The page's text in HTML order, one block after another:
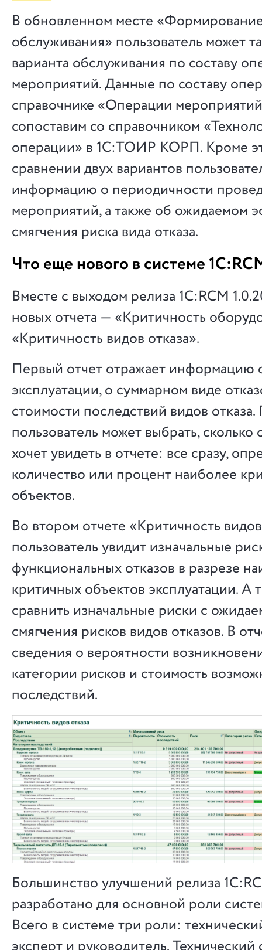
В обновленном месте
обслуживания» пользователь может
варианта обслуживания по составу
мероприятий. Данные по составу
справочнике «Операции
сопоставим со справочником
операции» в 1С:ТОИР КОРП. Кроме
сравнении двух вариантов
информацию о периодичности
мероприятий, а также об ожидаемом
смягчения риска вида отказа.
Что еще нового в системе
Вместе с выходом релиза 1С:RCM
новых отчета — «Критичность
«Критичность видов отказа».
Первый отчет отражает информацию
эксплуатации, о суммарном виде
стоимости последствий видов
пользователь может выбрать, сколько
хочет увидеть в отчете: все сразу,
количество или процент наиболее
объектов.
Во втором отчете «Критичность
пользователь увидит изначальные
функциональных отказов в разрезе
критичных объектов эксплуатации. А
сравнить изначальные риски с
смягчения рисков видов отказов. В
сведения о вероятности
категории рисков и стоимость
последствий.
Большинство улучшений релиза
разработано для основной роли
Всего в системе три роли: